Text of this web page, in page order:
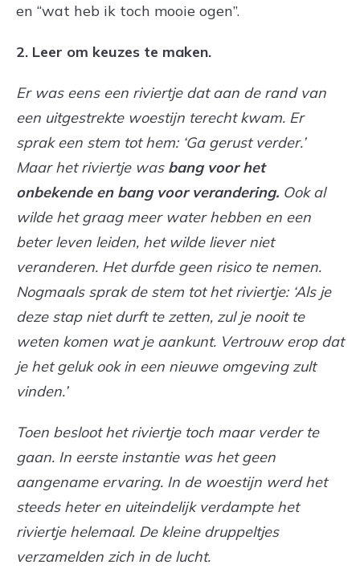
en “wat heb ik toch mooie ogen”.
2. Leer om keuzes te maken.
Er was eens een riviertje dat aan de rand van
een uitgestrekte woestijn terecht kwam. Er
sprak een stem tot hem: ‘Ga gerust verder.’
Maar het riviertje was bang voor het
onbekende en bang voor verandering. Ook al
wilde het graag meer water hebben en een
beter leven leiden, het wilde liever niet
veranderen. Het durfde geen risico te nemen.
Nogmaals sprak de stem tot het riviertje: ‘Als je
deze stap niet durft te zetten, zul je nooit te
weten komen wat je aankunt. Vertrouw erop dat
je het geluk ook in een nieuwe omgeving zult
vinden.’
Toen besloot het riviertje toch maar verder te
gaan. In eerste instantie was het geen
aangename ervaring. In de woestijn werd het
steeds heter en uiteindelijk verdampte het
riviertje helemaal. De kleine druppeltjes
verzamelden zich in de lucht.